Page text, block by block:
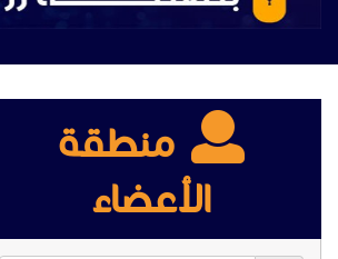
منطقة
الأعضاء